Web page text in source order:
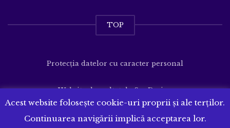
TOP
Protecția datelor cu caracter personal
Website dezvoltat deSenDesign
Acest website folosește cookie-uri proprii și ale terților.
Continuarea navigării implică acceptarea lor.